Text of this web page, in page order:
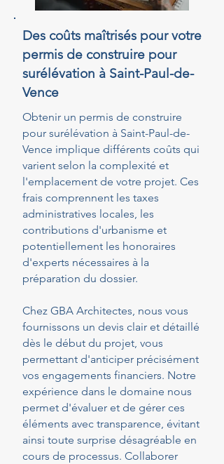
Des coûts maîtrisés pour votre
permis de construire pour
surélévation à Saint-Paul-de-
Vence
Obtenir un permis de construire
pour surélévation à Saint-Paul-de-
Vence implique différents coûts qui
varient selon la complexité et
l'emplacement de votre projet. Ces
frais comprennent les taxes
administratives locales, les
contributions d'urbanisme et
potentiellement les honoraires
d'experts nécessaires à la
préparation du dossier.
Chez GBA Architectes, nous vous
fournissons un devis clair et détaillé
dès le début du projet, vous
permettant d'anticiper précisément
vos engagements financiers. Notre
expérience dans le domaine nous
permet d'évaluer et de gérer ces
éléments avec transparence, évitant
ainsi toute surprise désagréable en
cours de processus. Collaborer